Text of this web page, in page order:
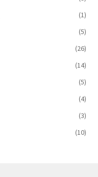
(1)
(5)
(26)
(14)
(5)
(4)
(3)
(10)